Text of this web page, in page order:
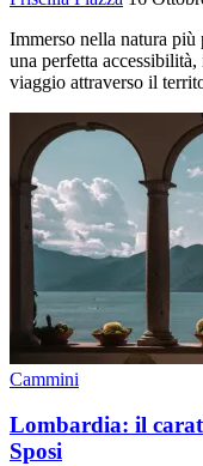
Immerso nella natura più
una perfetta
viaggio attraverso il
Cammini
Lombardia: il
Sposi